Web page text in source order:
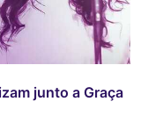
junto a Graça